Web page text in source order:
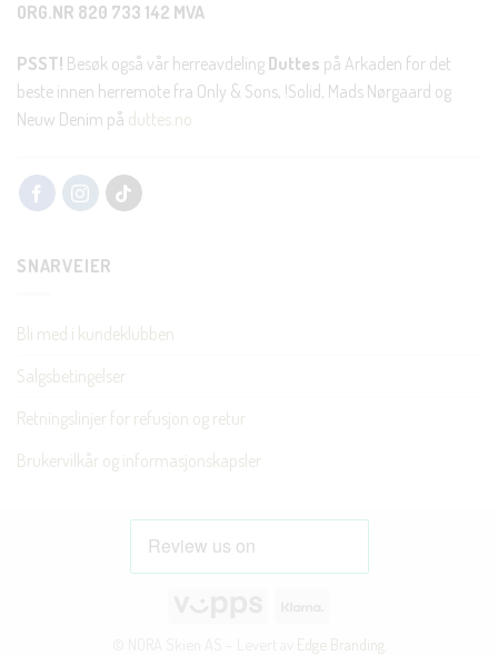
ORG.NR 820 733 142 MVA
PSST! Besøk også vår herreavdeling Duttes på Arkaden for det
beste innen herremote fra Only & Sons, !Solid, Mads Nørgaard og
Neuw Denim på duttes.no
SNARVEIER
Bli med i kundeklubben
Salgsbetingelser
Retningslinjer for refusjon og retur
Brukervilkår og informasjonskapsler
Edge Branding